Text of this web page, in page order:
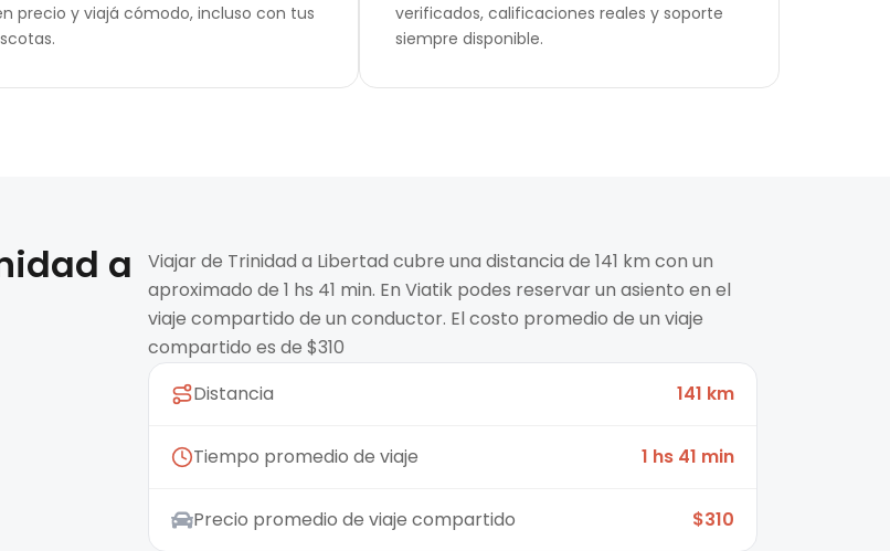
precio y viajá cómodo, incluso con tus
verificados, calificaciones reales y soporte
siempre disponible.
a
Viajar de Trinidad a Libertad cubre una distancia de 141 km con un
aproximado de 1 hs 41 min. En Viatik podes reservar un asiento en el
viaje compartido de un conductor. El costo promedio de un viaje
compartido es de $310
Distancia
141 km
Tiempo promedio de viaje 1 hs 41 min
Precio promedio de viaje compartido $310